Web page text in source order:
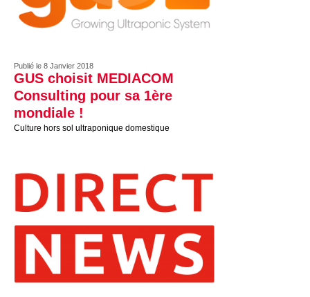
Publié le 8 Janvier 2018
GUS choisit MEDIACOM
Consulting pour sa 1ère
mondiale !
Culture hors sol ultraponique domestique